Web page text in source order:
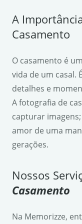
A
Casamento
O casamento é
vida de um casal.
detalhes e
A fotografia de
capturar
amor de uma
gerações.
Nossos
Casamento
Na Memorizze,